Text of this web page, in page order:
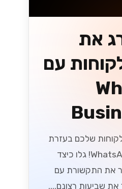
את
עם
שלכם בעזרת
WhatsApp Business API! גלו כיצד
את התקשורת עם
את שביעות רצונם....